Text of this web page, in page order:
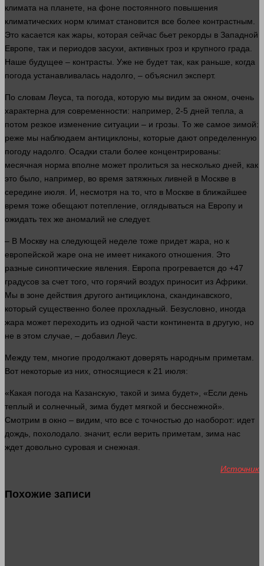
климата на планете, на фоне постоянного повышения
климатических норм климат становится все более контрастным.
Это касается как жары, которая сейчас бьет рекорды в Западной
Европе, так и периодов засухи, активных гроз и крупного града.
Наше будущее – контрасты. Уже не будет так, как раньше, когда
погода устанавливалась надолго, – объяснил эксперт.
По словам Леуса, та погода, которую мы видим за окном, очень
характерна для современности: например , 2-5 дней тепла, а
потом резкое изменение ситуации – и грозы. То же самое зимой:
реже мы наблюдаем антициклоны, которые дают определенную
погоду надолго. Осадки стали более концентрированы:
месячная норма вполне может пролиться за несколько дней, как
это было, например , во время затяжных ливней в Москве в
середине июля. И, несмотря на то, что в Москве в ближайшее
время тоже обещают потепление, оглядываться на Европу и
ожидать тех же аномалий не следует.
– В Москву на следующей неделе тоже придет жара, но к
европейской жаре она не имеет никакого отношения. Это
разные синоптические явления. Европа прогревается до +47
градусов за счет того, что горячий воздух приносит из Африки.
Мы в зоне действия другого антициклона, скандинавского,
который существенно более прохладный. Безусловно, иногда
жара может переходить из одной части континента в другую, но
не в этом случае , – добавил Леус.
Между тем, многие продолжают доверять народным приметам.
Вот некоторые из них, относящиеся к 21 июля:
«Какая погода на Казанскую, такой и зима будет», «Если день
теплый и солнечный, зима будет мягкой и бесснежной».
Смотрим в окно – видим, что все с точностью до наоборот: идет
дождь, похолодало. значит, если верить приметам, зима нас
ждет довольно суровая и снежная.
Источник
Похожие записи